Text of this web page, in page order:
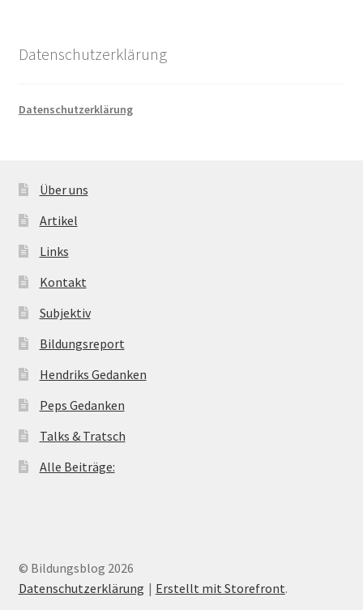
Datenschutzerklärung
Datenschutzerklärung
Über uns
Artikel
Links
Kontakt
Subjektiv
Bildungsreport
Hendriks Gedanken
Peps Gedanken
Talks & Tratsch
Alle Beiträge:
© Bildungsblog 2026
Datenschutzerklärung
Erstellt mit Storefront.